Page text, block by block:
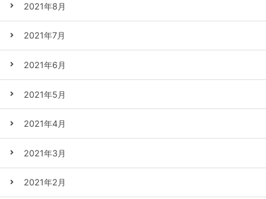
2021年8月
2021年7月
2021年6月
2021年5月
2021年4月
2021年3月
2021年2月